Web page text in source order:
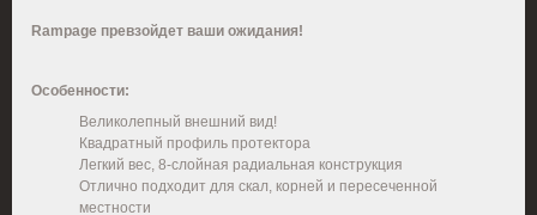
Rampage превзойдет ваши ожидания!
Особенности:
Великолепный внешний вид!
Квадратный профиль протектора
Легкий вес, 8-слойная радиальная конструкция
Отлично подходит для скал, корней и пересеченной
местности